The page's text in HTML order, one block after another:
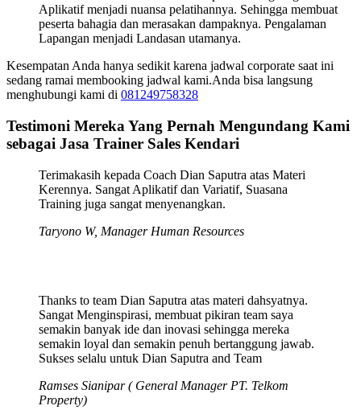
Aplikatif menjadi nuansa pelatihannya. Sehingga membuat
peserta bahagia dan merasakan dampaknya. Pengalaman
Lapangan menjadi Landasan utamanya.
Kesempatan Anda hanya sedikit karena jadwal corporate saat ini
sedang ramai membooking jadwal kami.Anda bisa langsung
menghubungi kami di 081249758328
Testimoni Mereka Yang Pernah Mengundang Kami
sebagai Jasa Trainer Sales Kendari
Terimakasih kepada Coach Dian Saputra atas Materi
Kerennya. Sangat Aplikatif dan Variatif, Suasana
Training juga sangat menyenangkan.
Taryono W, Manager Human Resources
Thanks to team Dian Saputra atas materi dahsyatnya.
Sangat Menginspirasi, membuat pikiran team saya
semakin banyak ide dan inovasi sehingga mereka
semakin loyal dan semakin penuh bertanggung jawab.
Sukses selalu untuk Dian Saputra and Team
Ramses Sianipar ( General Manager PT. Telkom
Property)